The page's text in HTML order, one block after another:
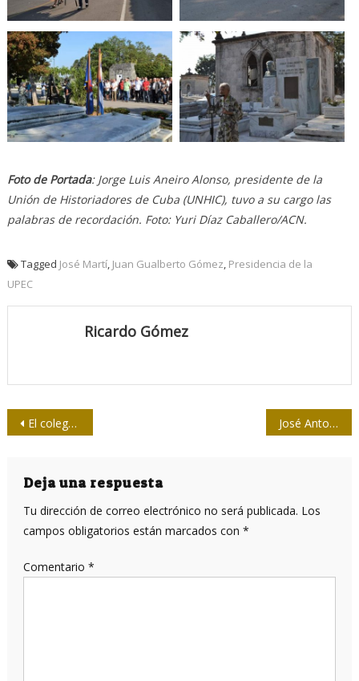
Foto de Portada: Jorge Luis Aneiro Alonso, presidente de la
Unión de Historiadores de Cuba (UNHIC), tuvo a su cargo las
palabras de recordación. Foto: Yuri Díaz Caballero/ACN.
Tagged José Martí, Juan Gualberto Gómez, Presidencia de la
UPEC
Ricardo Gómez
Navegación
entradas
El colega Juan Gualberto «abre» Jornada de la Prensa José Antonio Fulgueiras lanza crónicas de 90 millas
Deja una respuesta
Tu dirección de correo electrónico no será publicada. Los
campos obligatorios están marcados con *
Comentario *